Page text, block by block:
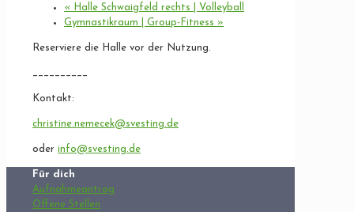
« Halle Schwaigfeld rechts | Volleyball
Gymnastikraum | Group-Fitness »
Reserviere die Halle vor der Nutzung.
__________
Kontakt:
christine.nemecek@svesting.de
oder info@svesting.de
Für dich
Aufnahmeantrag
Offene Stellen